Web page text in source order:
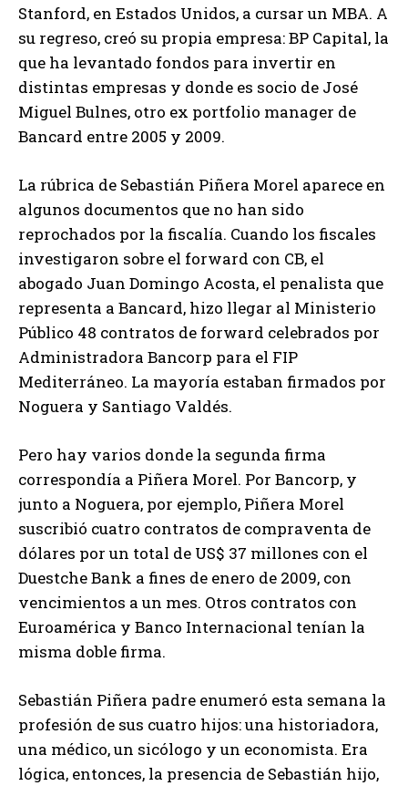
Stanford, en Estados Unidos, a cursar un MBA. A
su regreso, creó su propia empresa: BP Capital, la
que ha levantado fondos para invertir en
distintas empresas y donde es socio de José
Miguel Bulnes, otro ex portfolio manager de
Bancard entre 2005 y 2009.
La rúbrica de Sebastián Piñera Morel aparece en
algunos documentos que no han sido
reprochados por la fiscalía. Cuando los fiscales
investigaron sobre el forward con CB, el
abogado Juan Domingo Acosta, el penalista que
representa a Bancard, hizo llegar al Ministerio
Público 48 contratos de forward celebrados por
Administradora Bancorp para el FIP
Mediterráneo. La mayoría estaban firmados por
Noguera y Santiago Valdés.
Pero hay varios donde la segunda firma
correspondía a Piñera Morel. Por Bancorp, y
junto a Noguera, por ejemplo, Piñera Morel
suscribió cuatro contratos de compraventa de
dólares por un total de US$ 37 millones con el
Duestche Bank a fines de enero de 2009, con
vencimientos a un mes. Otros contratos con
Euroamérica y Banco Internacional tenían la
misma doble firma.
Sebastián Piñera padre enumeró esta semana la
profesión de sus cuatro hijos: una historiadora,
una médico, un sicólogo y un economista. Era
lógica, entonces, la presencia de Sebastián hijo,